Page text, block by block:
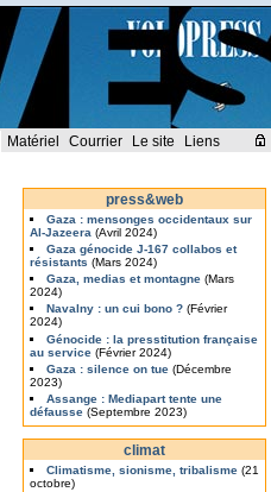
Matériel Courrier Le site Liens
press&web
Gaza : mensonges occidentaux sur
Al-Jazeera (Avril 2024)
Gaza génocide J-167 collabos et
résistants (Mars 2024)
Gaza, medias et montagne (Mars
2024)
Navalny : un cui bono ? (Février
2024)
Génocide : la presstitution française
au service (Février 2024)
Gaza : silence on tue (Décembre
2023)
Assange : Mediapart tente une
défausse (Septembre 2023)
climat
Climatisme, sionisme, tribalisme (21
octobre)